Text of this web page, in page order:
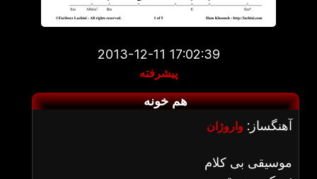
2013-12-11 17:02:39
پیشرفته
هم خونه
آهنگساز: واروژان
موسیقی بی کلام